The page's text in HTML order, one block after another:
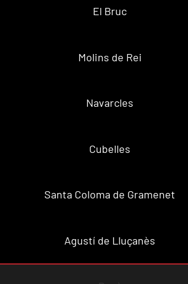
El Bruc
Molins de Rei
Navarcles
Cubelles
Santa Coloma de Gramenet
Agustí de Lluçanès